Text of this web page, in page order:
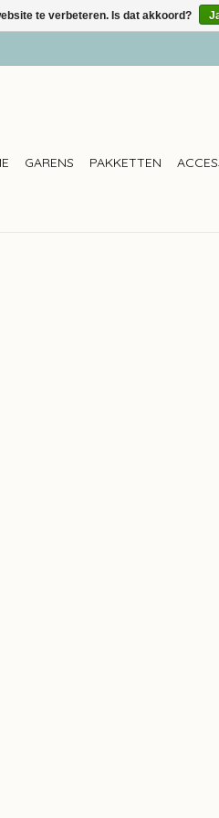
GARENS PAKKETTEN
te verbeteren. Is dat akkoord?